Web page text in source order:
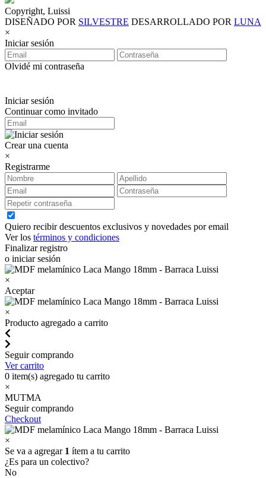
Copyright, Luissi
DISEÑADO POR SILVESTRE DESARROLLADO POR LUNA
×
Iniciar sesión
Olvidé mi contraseña
Iniciar sesión
Continuar como invitado
Crear una cuenta
×
Registrarme
Quiero recibir descuentos exclusivos y novedades por email
Ver los términos y condiciones
Finalizar registro
o iniciar sesión
×
Aceptar
×
Producto agregado a carrito
Seguir comprando
Ver carrito
0 item(s) agregado tu carrito
×
MUTMA
Seguir comprando
Checkout
×
Se va a agregar 1 ítem a tu carrito
¿Es para un colectivo?
No